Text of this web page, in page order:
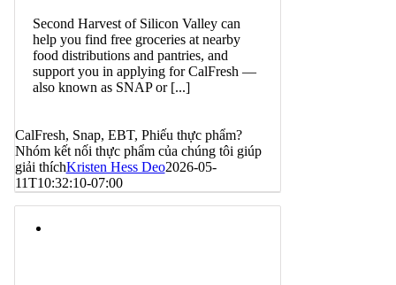
Second Harvest of Silicon Valley can
help you find free groceries at nearby
food distributions and pantries, and
support you in applying for CalFresh —
also known as SNAP or [...]
CalFresh, Snap, EBT, Phiếu thực phẩm?
Nhóm kết nối thực phẩm của chúng tôi giúp
giải thíchKristen Hess Deo2026-05-
11T10:32:10-07:00